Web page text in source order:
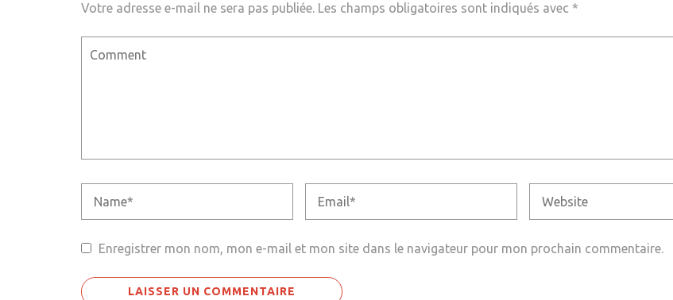
Votre adresse e-mail ne sera pas publiée. Les champs obligatoires sont indiqués avec *
Enregistrer mon nom, mon e-mail et mon site dans le navigateur pour mon prochain commentaire.